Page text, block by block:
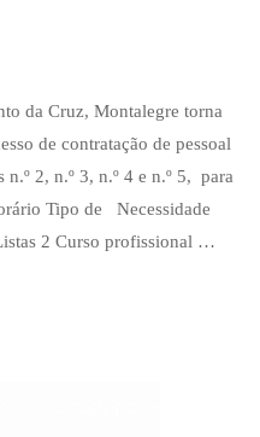
da Cruz, Montalegre torna
de contratação de pessoal
2, n.º 3, n.º 4 e n.º 5, para
Tipo de Necessidade
2 Curso profissional …